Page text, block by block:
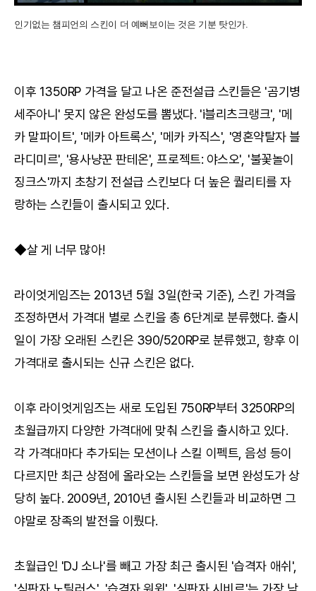
인기없는 챔피언의 스킨이 더 예뻐보이는 것은 기분 탓인가.
이후 1350RP 가격을 달고 나온 준전설급 스킨들은 '곰기병
세주아니' 못지 않은 완성도를 뽐냈다. 'i블리츠크랭크', '메
카 말파이트', '메카 아트록스', '메카 카직스', '영혼약탈자 블
라디미르', '용사냥꾼 판테온', 프로젝트: 야스오', '불꽃놀이
징크스'까지 초창기 전설급 스킨보다 더 높은 퀄리티를 자
랑하는 스킨들이 출시되고 있다.
◆살 게 너무 많아!
라이엇게임즈는 2013년 5월 3일(한국 기준), 스킨 가격을
조정하면서 가격대 별로 스킨을 총 6단계로 분류했다. 출시
일이 가장 오래된 스킨은 390/520RP로 분류했고, 향후 이
가격대로 출시되는 신규 스킨은 없다.
이후 라이엇게임즈는 새로 도입된 750RP부터 3250RP의
초월급까지 다양한 가격대에 맞춰 스킨을 출시하고 있다.
각 가격대마다 추가되는 모션이나 스킬 이펙트, 음성 등이
다르지만 최근 상점에 올라오는 스킨들을 보면 완성도가 상
당히 높다. 2009년, 2010년 출시된 스킨들과 비교하면 그
야말로 장족의 발전을 이뤘다.
초월급인 'DJ 소나'를 빼고 가장 최근 출시된 '습격자 애쉬',